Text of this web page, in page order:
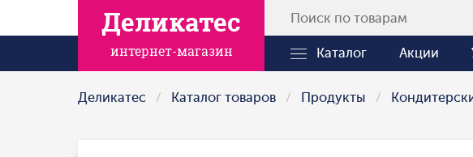
Деликатес
интернет-магазин Каталог Акции
Деликатес Каталог товаров Продукты